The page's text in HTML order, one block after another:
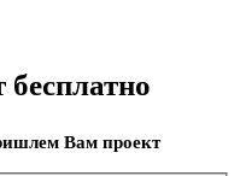
бесплатно
Вам проект